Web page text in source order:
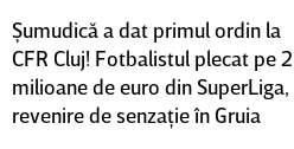
Şumudică a dat primul ordin la
CFR Cluj! Fotbalistul plecat pe 2
milioane de euro din SuperLiga,
revenire de senzaţie în Gruia